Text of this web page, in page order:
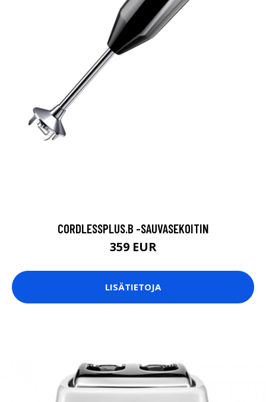
CORDLESSPLUS.B -SAUVASEKOITIN
359 EUR
LISÄTIETOJA